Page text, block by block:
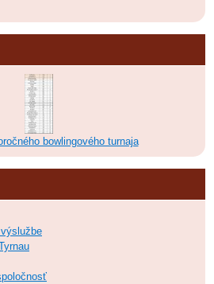
bowlingového turnaja